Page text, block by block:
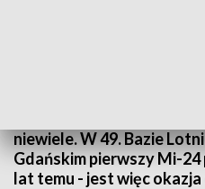
niewiele. W 49. Bazie
Gdańskim pierwszy Mi-24
lat temu - jest więc